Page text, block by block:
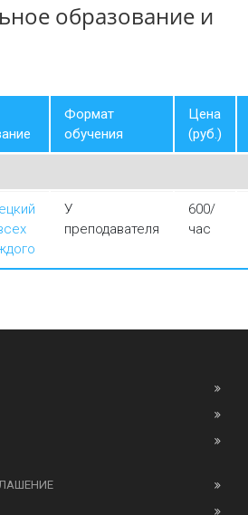
образование и
Формат
обучения
Цена
(руб.)
У
преподавателя
600/
час